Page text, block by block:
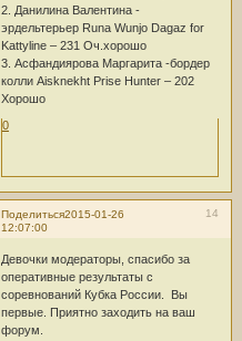
2. Данилина Валентина -
эрдельтерьер Runa Wunjo Dagaz for
Kattyline – 231 Оч.хорошо
3. Асфандиярова Маргарита -бордер
колли Aisknekht Prise Hunter – 202
Хорошо
0
Поделиться 14
2015-01-26
12:07:00
Девочки модераторы, спасибо за
оперативные результаты с
соревнований Кубка России. Вы
первые. Приятно заходить на ваш
форум.